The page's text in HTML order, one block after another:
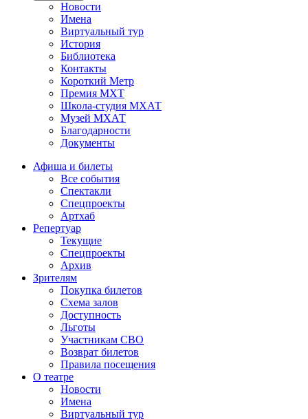
Новости
Имена
Виртуальный тур
История
Библиотека
Контакты
Короткий Метр
Премия МХТ
Школа-студия МХАТ
Музей МХАТ
Благодарности
Документы
Афиша и билеты
Все события
Спектакли
Спецпроекты
Артхаб
Репертуар
Текущие
Спецпроекты
Архив
Зрителям
Покупка билетов
Схема залов
Доступность
Льготы
Участникам СВО
Возврат билетов
Правила посещения
О театре
Новости
Имена
Виртуальный тур